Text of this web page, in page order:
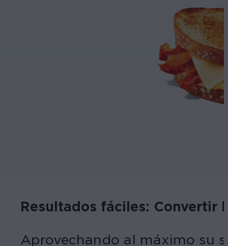
Resultados fáciles: Convertir
Aprovechando al máximo su